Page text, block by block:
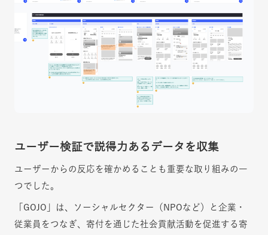
ユーザー検証で説得力あるデータを収集
ユーザーからの反応を確かめることも重要な取り組みの一
つでした。
「GOJO」は、ソーシャルセクター（NPOなど）と企業・
従業員をつなぎ、寄付を通じた社会貢献活動を促進する寄